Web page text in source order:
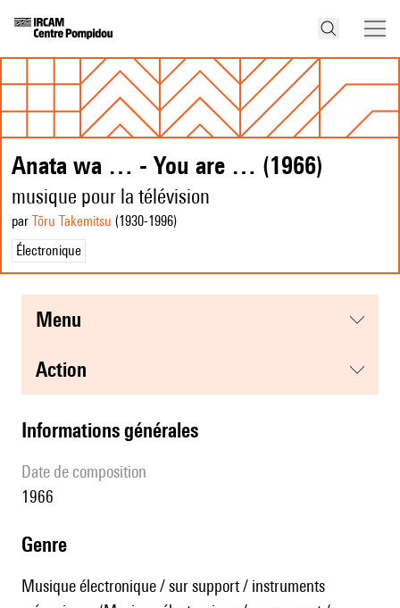
Anata wa … - You are … (1966)
musique pour la télévision
par Tōru Takemitsu (1930-1996)
Électronique
menu
action
informations générales
date de composition
1966
genre
Musique électronique / sur support / instruments